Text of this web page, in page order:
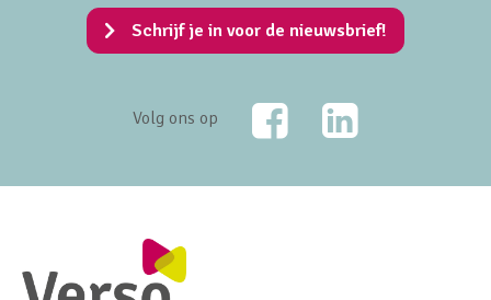
Schrijf je in voor de nieuwsbrief!
Volg ons op
FacebookLinkedIn